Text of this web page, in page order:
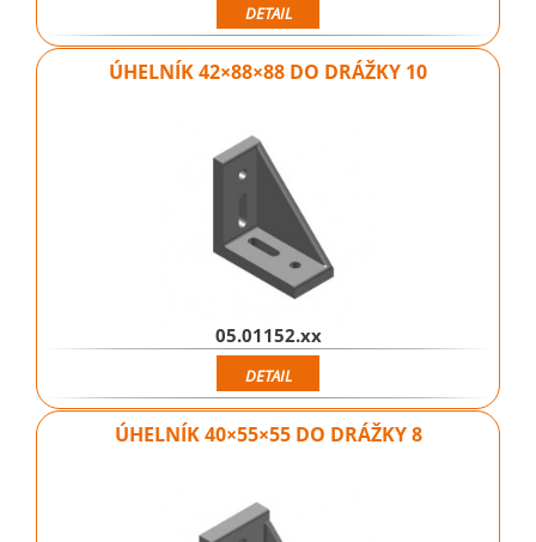
DETAIL
ÚHELNÍK 42×88×88 DO DRÁŽKY 10
05.01152.xx
DETAIL
ÚHELNÍK 40×55×55 DO DRÁŽKY 8